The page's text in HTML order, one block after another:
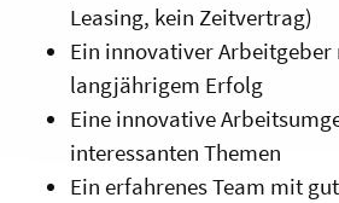
Leasing, kein Zeitvertrag)
Ein innovativer Arbeitgeber
langjährigem Erfolg
Eine innovative
interessanten Themen
Ein erfahrenes Team mit